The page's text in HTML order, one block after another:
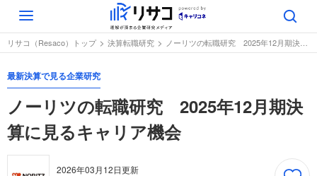
Toggle
navigation
リサコ（Resaco）トップ 決算転職研究 ノーリツの転職研究 2025年12月期決算に見るキャリア機会
最新決算で見る企業研究
ノーリツの転職研究 2025年12月期決
算に見るキャリア機会
2026年03月12日更新